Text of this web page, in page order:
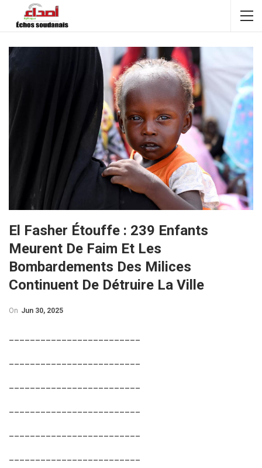
El Fasher Étouffe : 239 Enfants
Meurent De Faim Et Les
Bombardements Des Milices
Continuent De Détruire La Ville
On Jun 30, 2025